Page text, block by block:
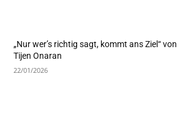
„Nur wer’s richtig sagt, kommt ans Ziel“ von
Tijen Onaran
22/01/2026